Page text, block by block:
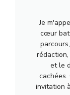
Je
cœur
et le
invitation